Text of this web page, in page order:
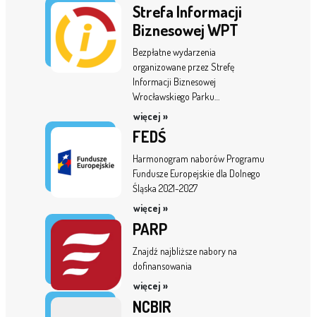
Strefa Informacji
Biznesowej WPT
Bezpłatne wydarzenia
organizowane przez Strefę
Informacji Biznesowej
Wrocławskiego Parku…
więcej »
FEDŚ
Harmonogram naborów Programu
Fundusze Europejskie dla Dolnego
Śląska 2021-2027
więcej »
PARP
Znajdź najbliższe nabory na
dofinansowania
więcej »
NCBIR